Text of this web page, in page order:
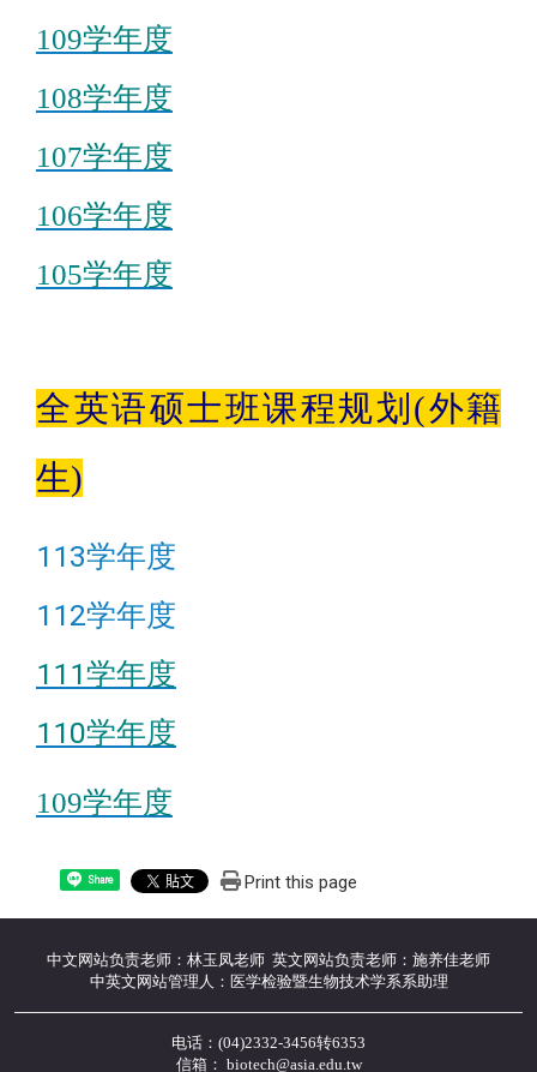
109学年度
108学年度
107学年度
106学年度
105学年度
全英语硕士班课程规划(外籍
生)
113学年度
112学年度
111学年度
110学年度
109学年度
Share Print this page
中文网站负责老师：林玉凤老师 英文网站负责老师：施养佳老师
中英文网站管理人：医学检验暨生物技术学系系助理
电话：(04)2332-3456转6353
信箱： biotech@asia.edu.tw